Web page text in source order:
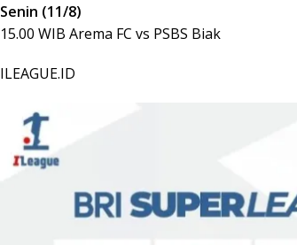
Senin (11/8)
15.00 WIB Arema FC vs PSBS Biak
ILEAGUE.ID